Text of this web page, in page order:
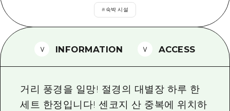
반나절
1박 2일
2박 3일
외국인 여행자용 거리 관광안내소
사진 다운로드
# 숙박 시설
INFORMATION ACCESS
거리 풍경을 일망! 절경의 대별장 하루 한
세트 한정입니다! 센코지 산 중복에 위치하